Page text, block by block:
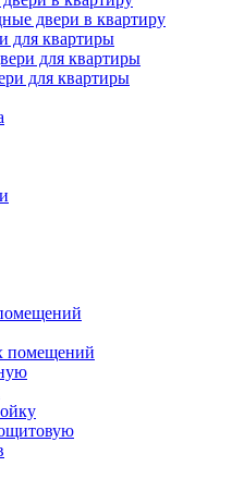
двери в квартиру
для квартиры
для квартиры
для квартиры
помещений